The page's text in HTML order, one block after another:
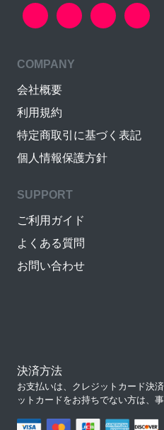
COMPANY
会社概要
利用規約
特定商取引に基づく表記
個人情報保護方針
SUPPORT
ご利用ガイド
よくある質問
お問い合わせ
決済方法
お支払いは、クレジットカード決
ットカードをお持ちでない方は、